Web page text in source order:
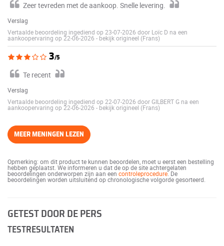
Zeer tevreden met de aankoop. Snelle levering.
Verslag
Vertaalde beoordeling ingediend op 23-07-2026 door Loïc D na een
aankoopervaring op 22-06-2026 - bekijk origineel (Frans)
3/5
Te recent
Verslag
Vertaalde beoordeling ingediend op 22-07-2026 door GILBERT G na een
aankoopervaring op 22-06-2026 - bekijk origineel (Frans)
MEER MENINGEN LEZEN
Opmerking: om dit product te kunnen beoordelen, moet u eerst een bestelling
hebben geplaatst. We informeren u dat de op de site achtergelaten
beoordelingen onderworpen zijn aan een controleprocedure. De
beoordelingen worden uitsluitend op chronologische volgorde gesorteerd.
GETEST DOOR DE PERS
TESTRESULTATEN